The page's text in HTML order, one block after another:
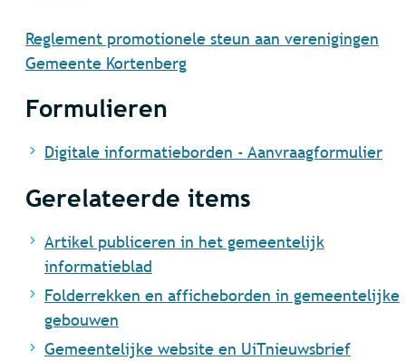
Reglement promotionele steun aan verenigingen
Gemeente Kortenberg
Formulieren
Digitale informatieborden - Aanvraagformulier
Gerelateerde items
Artikel publiceren in het gemeentelijk
informatieblad
Folderrekken en afficheborden in gemeentelijke
gebouwen
Gemeentelijke website en UiTnieuwsbrief